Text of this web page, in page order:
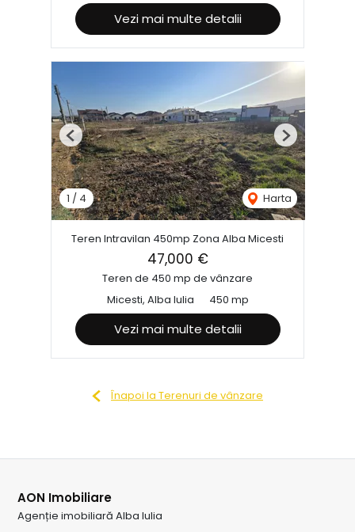
Vezi mai multe detalii
1 / 4 Harta
Previous Next
Teren Intravilan 450mp Zona Alba Micesti
47,000 €
Teren de 450 mp de vânzare
Micesti, Alba Iulia
450 mp
Vezi mai multe detalii
Înapoi la Terenuri de vânzare
AON Imobiliare
Agenție imobiliară Alba Iulia